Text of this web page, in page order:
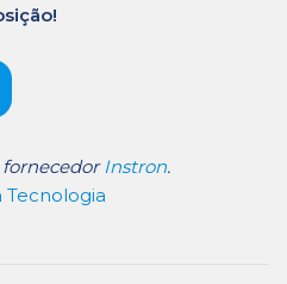
Instron.
Tecnologia